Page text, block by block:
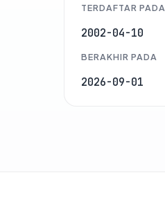
TERDAFTAR PADA
2002-04-10
BERAKHIR PADA
2026-09-01